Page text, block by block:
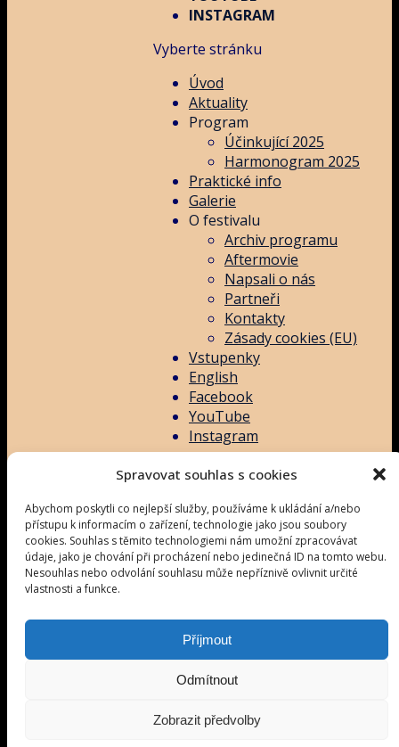
Spravovat souhlas s cookies
Abychom poskytli co nejlepší služby, používáme k ukládání a/nebo
přístupu k informacím o zařízení, technologie jako jsou soubory
cookies. Souhlas s těmito technologiemi nám umožní zpracovávat
údaje, jako je chování při procházení nebo jedinečná ID na tomto webu.
Nesouhlas nebo odvolání souhlasu může nepříznivě ovlivnit určité
vlastnosti a funkce.
Příjmout
Odmítnout
Zobrazit předvolby
INSTAGRAM
Vyberte stránku
Úvod
Aktuality
Program
Účinkující 2025
Harmonogram 2025
Praktické info
Galerie
O festivalu
Archiv programu
Aftermovie
Napsali o nás
Partneři
Kontakty
Zásady cookies (EU)
Vstupenky
English
Facebook
YouTube
Instagram
7385